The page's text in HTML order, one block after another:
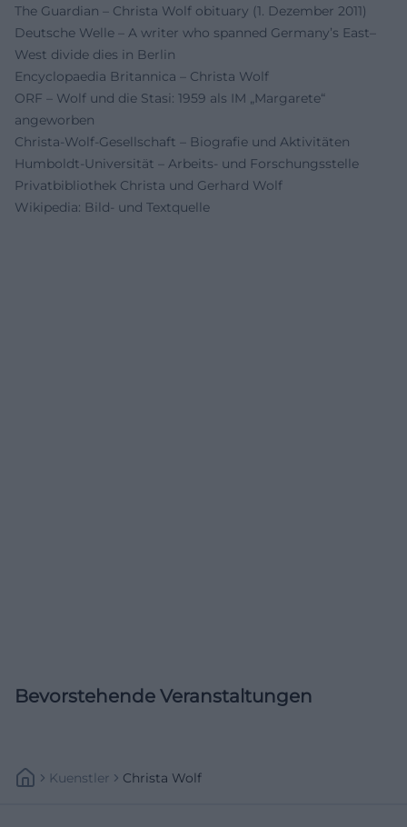
The Guardian – Christa Wolf obituary (1. Dezember 2011)
Deutsche Welle – A writer who spanned Germany’s East–
West divide dies in Berlin
Encyclopaedia Britannica – Christa Wolf
ORF – Wolf und die Stasi: 1959 als IM „Margarete“
angeworben
Christa-Wolf-Gesellschaft – Biografie und Aktivitäten
Humboldt-Universität – Arbeits- und Forschungsstelle
Privatbibliothek Christa und Gerhard Wolf
Wikipedia: Bild- und Textquelle
Bevorstehende Veranstaltungen
Kuenstler Christa Wolf